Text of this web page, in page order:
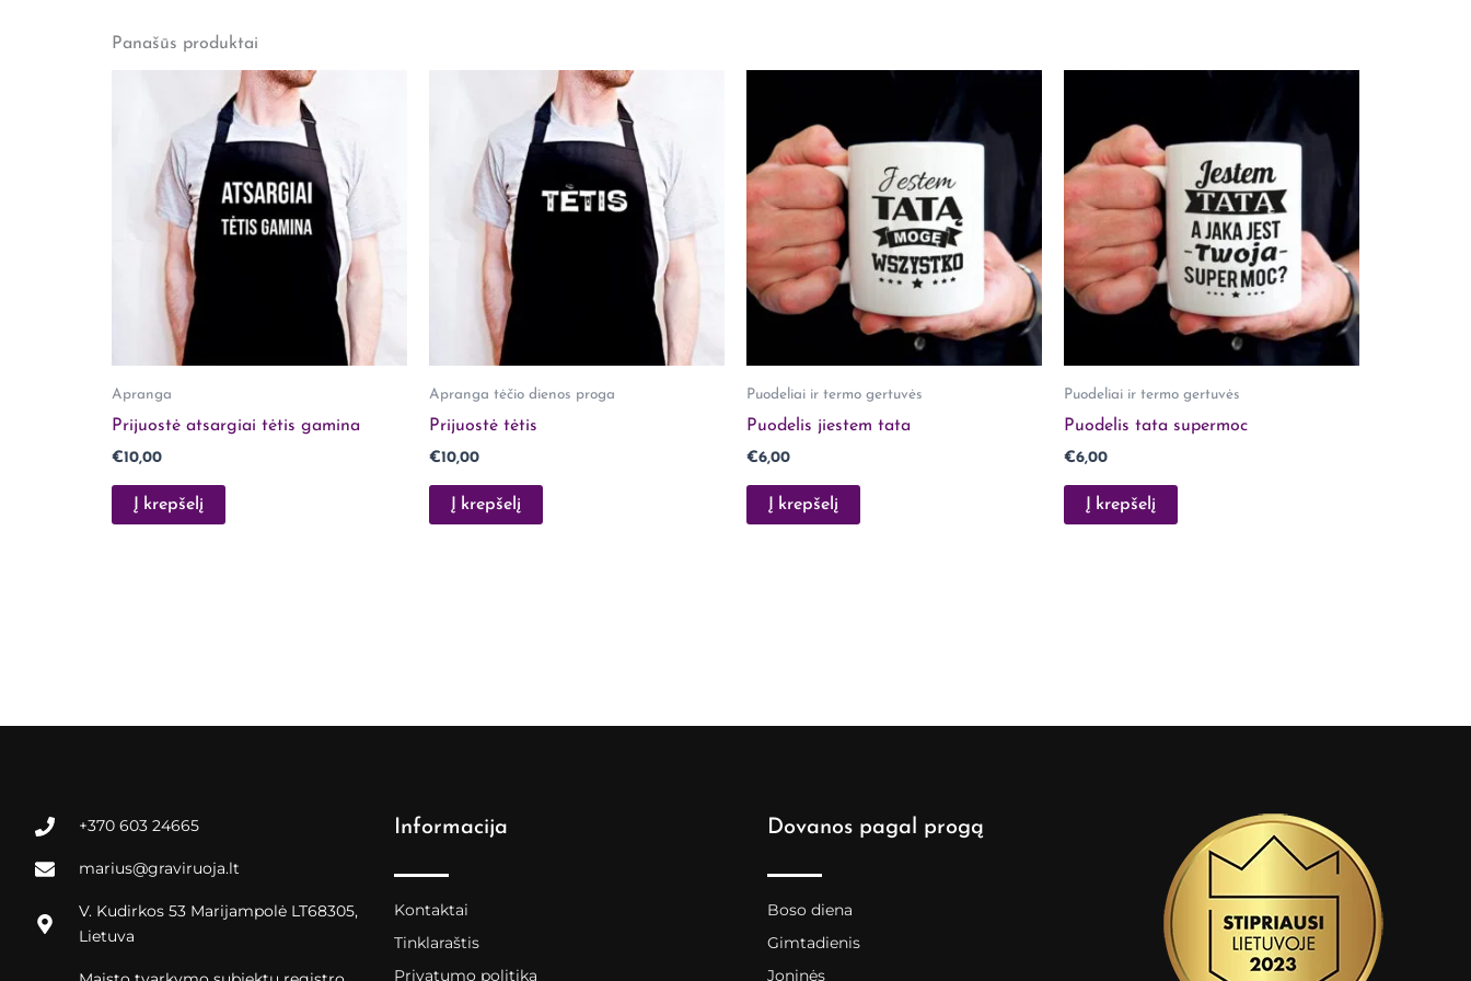
Rašyti atsiliepimą gali tik prisijungę pirkėjai, kurie yra įsigiję šį produktą.
Panašūs produktai
Apranga
Prijuostė atsargiai tėtis gamina
€10,00
Į krepšelį
Apranga tėčio dienos proga
Prijuostė tėtis
€10,00
Į krepšelį
Puodeliai ir termo gertuvės
Puodelis jiestem tata
€6,00
Į krepšelį
Puodeliai ir termo gertuvės
Puodelis tata supermoc
€6,00
Į krepšelį
+370 603 24665
marius@graviruoja.lt
V. Kudirkos 53 Marijampolė LT68305,
Lietuva
Informacija
Kontaktai
Tinklaraštis
Privatumo politika
Dovanos pagal progą
Boso diena
Gimtadienis
Joninės